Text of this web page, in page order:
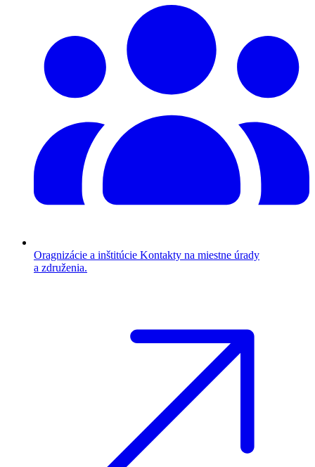
Oragnizácie a inštitúcie Kontakty na miestne úrady
a združenia.